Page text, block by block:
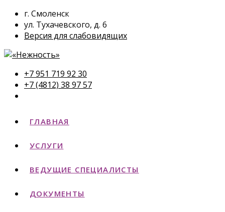
г. Смоленск
ул. Тухачевского, д. 6
Версия для слабовидящих
+7 951 719 92 30
+7 (4812) 38 97 57
ГЛАВНАЯ
УСЛУГИ
ВЕДУЩИЕ СПЕЦИАЛИСТЫ
ДОКУМЕНТЫ